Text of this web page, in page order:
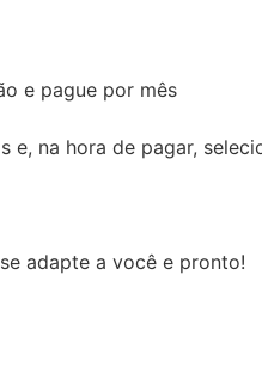
e pague por mês
na hora de pagar,
adapte a você e pronto!